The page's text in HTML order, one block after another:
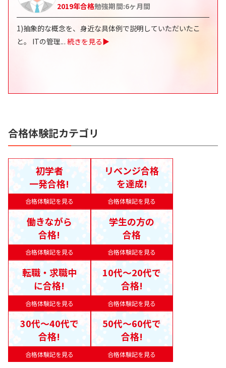
2019年合格勉強期間:6ヶ月間
1)抽象的な概念を、身近な具体例で説明していただいたこ
と。 ITの管理... 続きを見る▶
合格体験記カテゴリ
合格体験記を見る
初学者
一発合格!
合格体験記を見る
リベンジ合格
を達成!
合格体験記を見る
働きながら
合格!
合格体験記を見る
学生の方の
合格
合格体験記を見る
転職・求職中
に合格!
合格体験記を見る
10代〜20代で
合格!
合格体験記を見る
30代〜40代で
合格!
合格体験記を見る
50代〜60代で
合格!